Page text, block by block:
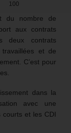
100
du nombre de
aux contrats
deux contrats
travaillées et de
C’est pour
dans la
avec une
et les CDI